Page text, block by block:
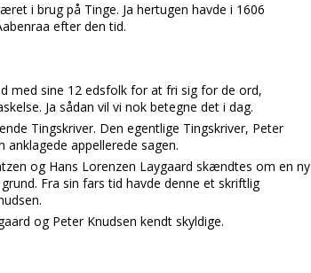
i brug på Tinge. Ja hertugen havde i 1606
efter den tid.
med sine 12 edsfolk for at fri sig for de ord,
Ja sådan vil vi nok betegne det i dag.
Tingskriver. Den egentlige Tingskriver, Peter
anklagede appellerede sagen.
og Hans Lorenzen Laygaard skændtes om en ny
Fra sin fars tid havde denne et skriftlig
og Peter Knudsen kendt skyldige.